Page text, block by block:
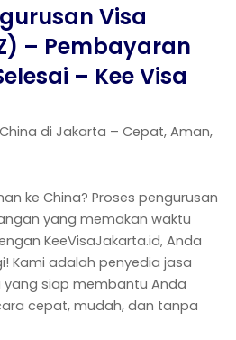
Visa
– Pembayaran
– Kee Visa
di Jakarta – Cepat, Aman,
ke China? Proses pengurusan
yang memakan waktu
KeeVisaJakarta.id, Anda
Kami adalah penyedia jasa
yang siap membantu Anda
cepat, mudah, dan tanpa